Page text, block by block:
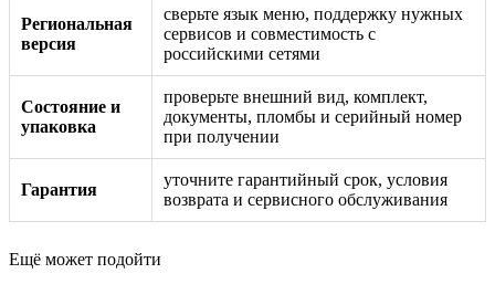
Региональная
версия
сверьте язык меню, поддержку нужных
сервисов и совместимость с
российскими сетями
Состояние и
упаковка
проверьте внешний вид, комплект,
документы, пломбы и серийный номер
при получении
Гарантия
уточните гарантийный срок, условия
возврата и сервисного обслуживания
Ещё может подойти